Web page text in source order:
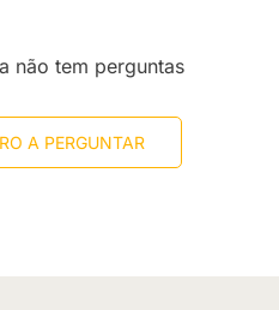
não tem perguntas
A PERGUNTAR